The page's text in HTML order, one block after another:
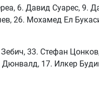
6. Давид Суарес, 9.
26. Мохамед Ел
33. Стефан
17. Илкер